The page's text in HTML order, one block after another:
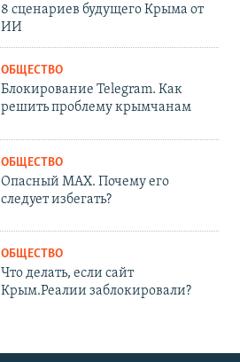
8 сценариев будущего Крыма от
ИИ
ОБЩЕСТВО
Блокирование Telegram. Как
решить проблему крымчанам
ОБЩЕСТВО
Опасный MAX. Почему его
следует избегать?
ОБЩЕСТВО
Что делать, если сайт
Крым.Реалии заблокировали?